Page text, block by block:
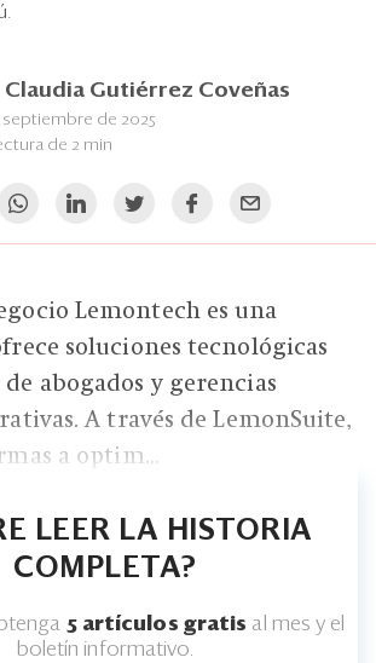
Claudia Gutiérrez Coveñas
de 2025
de 2 min
Lemontech es una
soluciones tecnológicas
abogados y gerencias
A través de LemonSuite,
a optim...
LEER LA HISTORIA
COMPLETA?
5 artículos gratis al mes y el
boletín informativo.